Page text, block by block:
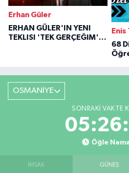
Erhan Güler
ERHAN GÜLER'IN YENI
TEKLISI 'TEK GERÇEĞIM'LE
Enis
68
OSMANİYE
SONRAKI VAKTE
Öğle
İMSAK GÜNEŞ